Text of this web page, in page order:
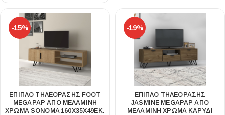
-15%
ΈΠΙΠΛΟ ΤΗΛΕΌΡΑΣΗΣ FOOT
MEGAPAP ΑΠΌ ΜΕΛΑΜΊΝΗ
ΧΡΏΜΑ SONOMA 160X35X49ΕΚ.
-19%
ΈΠΙΠΛΟ ΤΗΛΕΌΡΑΣΗΣ
JASMINE MEGAPAP ΑΠΌ
ΜΕΛΑΜΊΝΗ ΧΡΏΜΑ ΚΑΡΥΔΊ